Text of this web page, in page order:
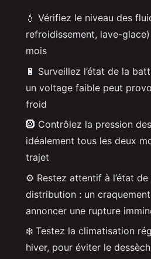
💧 Vérifiez le niveau des
refroidissement, lave-
mois
🔋 Surveillez l’état de la
un voltage faible peut
froid
🛞 Contrôlez la pression
idéalement tous les deux
trajet
⚙️ Restez attentif à l’état
distribution : un
annoncer une rupture
❄️ Testez la climatisation
hiver, pour éviter le